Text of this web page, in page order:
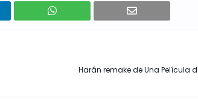
Harán remake de Una Película